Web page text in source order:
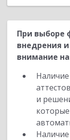
При выборе
внедрения
внимание
и
которые